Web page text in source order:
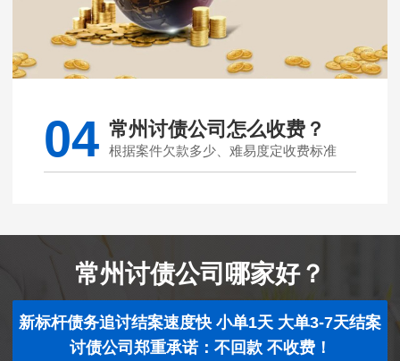
04 常州讨债公司怎么收费？
根据案件欠款多少、难易度定收费标准
常州讨债公司哪家好？
新标杆债务追讨结案速度快 小单1天 大单3-7天结案
讨债公司郑重承诺：不回款 不收费！